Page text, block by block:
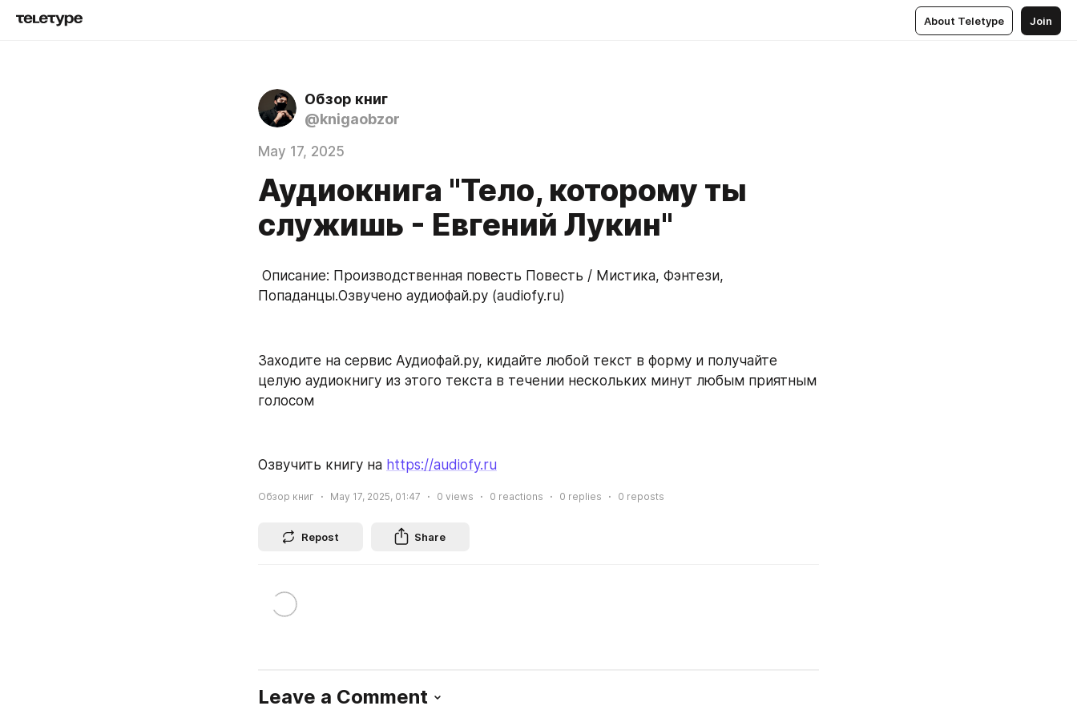
About Teletype Join
Обзор книг
@knigaobzor
May 17, 2025
Аудиокнига "Тело, которому ты
служишь - Евгений Лукин"
Попаданцы.Озвучено аудиофай.ру (audiofy.ru)
Заходите на сервис Аудиофай.ру, кидайте любой текст в форму и получайте
целую аудиокнигу из этого текста в течении нескольких минут любым приятным
голосом
Озвучить книгу на https://audiofy.ru
Обзор книг May 17, 2025, 01:47 0 views 0 reactions 0 replies 0 reposts
Repost Share
Leave a Comment